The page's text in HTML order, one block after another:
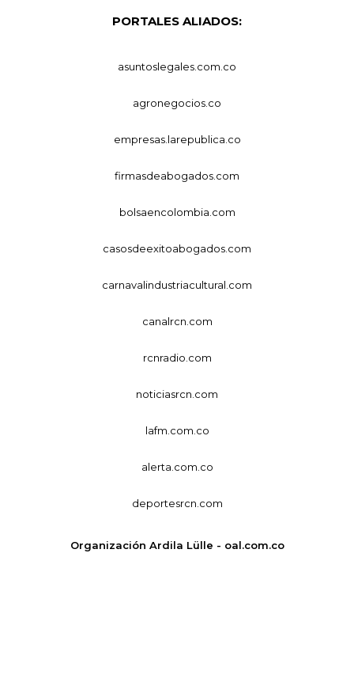
PORTALES ALIADOS:
asuntoslegales.com.co
agronegocios.co
empresas.larepublica.co
firmasdeabogados.com
bolsaencolombia.com
casosdeexitoabogados.com
carnavalindustriacultural.com
canalrcn.com
rcnradio.com
noticiasrcn.com
lafm.com.co
alerta.com.co
deportesrcn.com
Organización Ardila Lülle - oal.com.co